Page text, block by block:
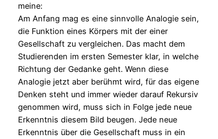
meine:
Am Anfang mag es eine sinnvolle Analogie sein,
die Funktion eines Körpers mit der einer
Gesellschaft zu vergleichen. Das macht dem
Studierenden im ersten Semester klar, in welche
Richtung der Gedanke geht. Wenn diese
Analogie jetzt aber berühmt wird, für das eigene
Denken steht und immer wieder darauf Rekursiv
genommen wird, muss sich in Folge jede neue
Erkenntnis diesem Bild beugen. Jede neue
Erkenntnis über die Gesellschaft muss in ein